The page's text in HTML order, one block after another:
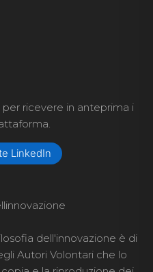
ricevere in anteprima i
LinkedIn
dell'innovazione è di
Autori Volontari che lo